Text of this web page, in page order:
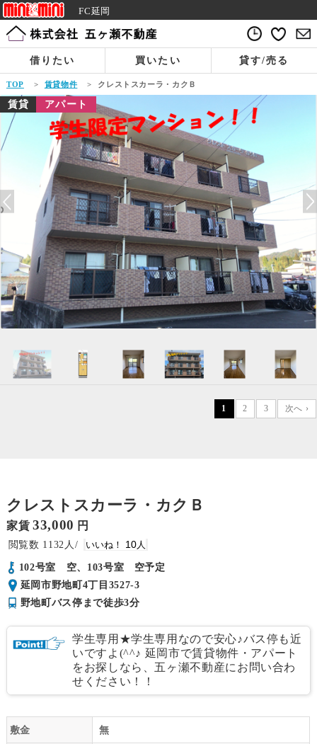
FC延岡
借りたい 買いたい 貸す/売る
TOP > 賃貸物件 > クレストスカーラ・カクＢ
賃貸 アパート
1 2 3 次へ ›
クレストスカーラ・カクＢ
家賃 33,000 円
1132
10
102号室 空、103号室 空予定
延岡市野地町4丁目3527-3
野地町バス停まで徒歩3分
学生専用★学生専用なので安心♪バス停も近
いですよ(^^♪ 延岡市で賃貸物件・アパート
をお探しなら、五ヶ瀬不動産にお問い合わ
せください！！
敷金 無